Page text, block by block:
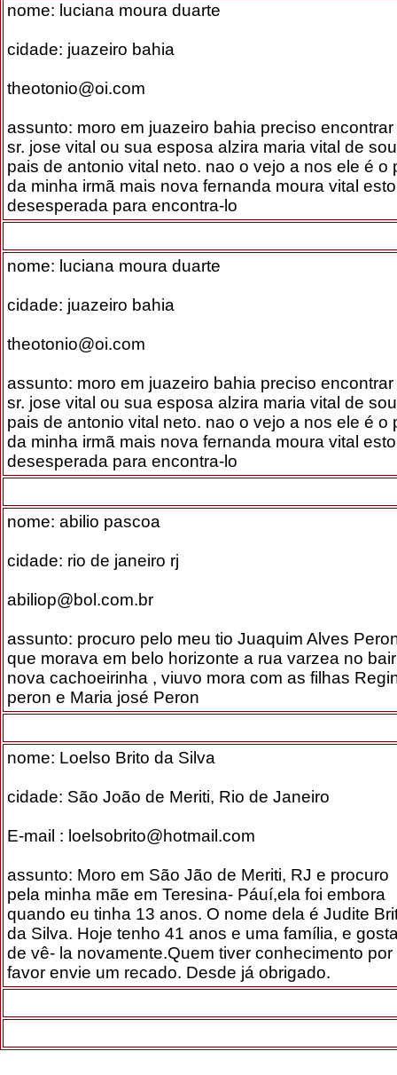
nome: luciana moura duarte
cidade: juazeiro bahia
theotonio@oi.com
assunto: moro em juazeiro bahia preciso encontrar
sr. jose vital ou sua esposa alzira maria vital de
pais de antonio vital neto. nao o vejo a nos ele é o
da minha irmã mais nova fernanda moura vital
desesperada para encontra-lo
nome: luciana moura duarte
cidade: juazeiro bahia
theotonio@oi.com
assunto: moro em juazeiro bahia preciso encontrar
sr. jose vital ou sua esposa alzira maria vital de
pais de antonio vital neto. nao o vejo a nos ele é o
da minha irmã mais nova fernanda moura vital
desesperada para encontra-lo
nome: abilio pascoa
cidade: rio de janeiro rj
abiliop@bol.com.br
assunto: procuro pelo meu tio Juaquim Alves
que morava em belo horizonte a rua varzea no
nova cachoeirinha , viuvo mora com as filhas
peron e Maria josé Peron
nome: Loelso Brito da Silva
cidade: São João de Meriti, Rio de Janeiro
E-mail : loelsobrito@hotmail.com
assunto: Moro em São Jão de Meriti, RJ e procuro
pela minha mãe em Teresina- Páuí,ela foi embora
quando eu tinha 13 anos. O nome dela é Judite
da Silva. Hoje tenho 41 anos e uma família, e
de vê- la novamente.Quem tiver conhecimento por
favor envie um recado. Desde já obrigado.